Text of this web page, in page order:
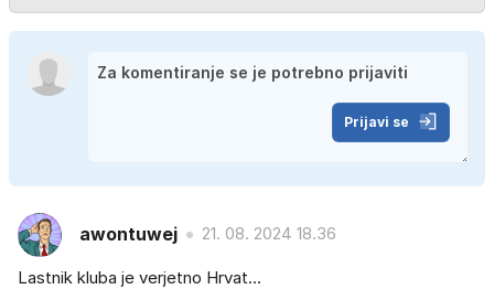
Prijavi se
awontuwej 21. 08. 2024 18.36
Lastnik kluba je verjetno Hrvat...